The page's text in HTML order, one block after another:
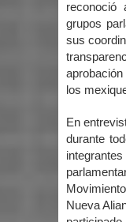
reconoció
grupos
sus
los
En
durante
Nueva